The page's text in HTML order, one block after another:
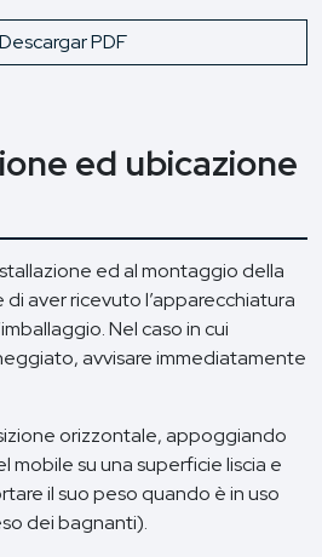
Descargar PDF
ed ubicazione
ed al montaggio della
di aver ricevuto l’apparecchiatura
Nel caso in cui
avvisare immediatamente
orizzontale, appoggiando
mobile su una superficie liscia e
il suo peso quando è in uso
dei bagnanti).